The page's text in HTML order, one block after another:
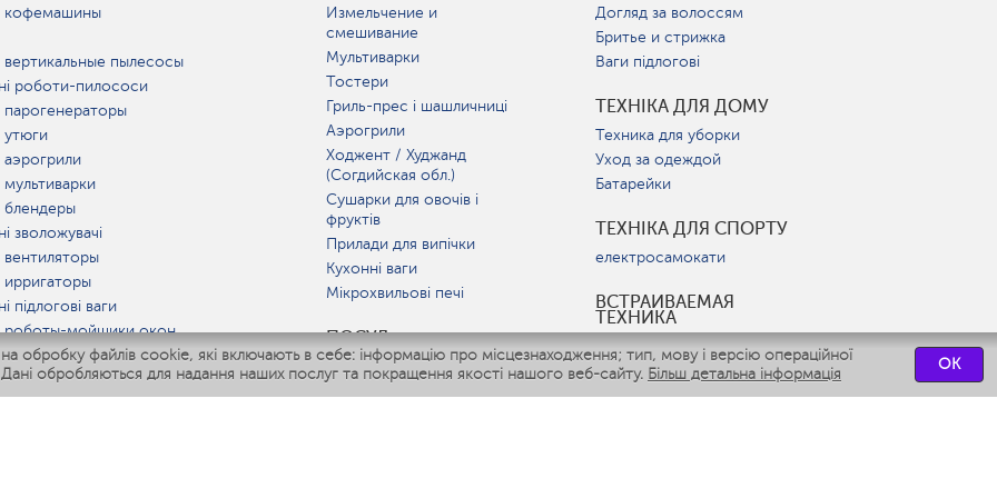
файлів cookie, які включають в себе: інформацію про місцезнаходження; тип, мову і версію операційної
обробляються для надання наших послуг та покращення якості нашого веб-сайту. Більш детальна інформація
OK
кофемашины
пылесосы
роботи-пилососи
зволожувачі
підлогові ваги
роботы-мойщики окон
мультиварки
IQ Home
Измельчение и
смешивание
Мультиварки
Тостери
Гриль-прес і шашличниці
Аэрогрили
Ходжент / Худжанд
(Согдийская обл.)
Сушарки для овочів і
фруктів
Прилади для випічки
Кухонні ваги
Мікрохвильові печі
ПОСУД
Догляд за волоссям
Бритье и стрижка
Ваги підлогові
ТЕХНІКА ДЛЯ ДОМУ
Техника для уборки
Уход за одеждой
Батарейки
ТЕХНІКА ДЛЯ СПОРТУ
електросамокати
ВСТРАИВАЕМАЯ
ТЕХНИКА
Вытяжки
Варочные панели
Духовые шкафы